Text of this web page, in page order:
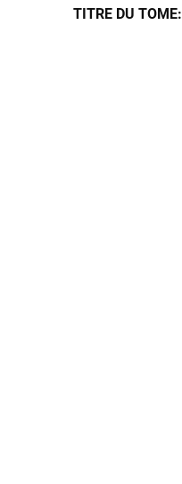
TITRE DU TOME: